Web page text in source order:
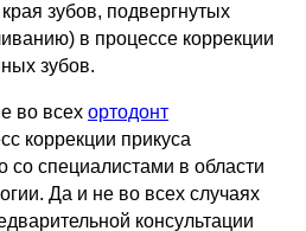
зубов, подвергнутых
в процессе коррекции
зубов.
во всех ортодонт
коррекции прикуса
со специалистами в области
Да и не во всех случаях
консультации